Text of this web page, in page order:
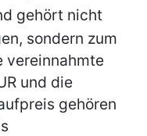
gehört nicht
sondern zum
vereinnahmte
und die
gehören